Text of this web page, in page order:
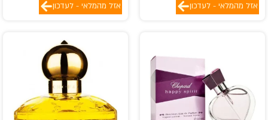
אזל מהמלאי - לעדכון אזל מהמלאי - לעדכון